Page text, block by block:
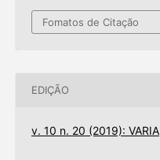
Fomatos de Citação
EDIÇÃO
v. 10 n. 20 (2019): VARIA